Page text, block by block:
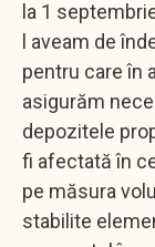
la 1
l aveam de
pentru care în
asigurăm
depozitele
fi afectată în
pe măsura
stabilite